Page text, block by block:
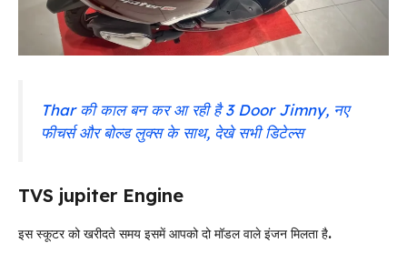
Thar की काल बन कर आ रही है 3 Door Jimny, नए
फीचर्स और बोल्ड लुक्स के साथ, देखे सभी डिटेल्स
TVS jupiter Engine
इस स्कूटर को खरीदते समय इसमें आपको दो मॉडल वाले इंजन मिलता है.